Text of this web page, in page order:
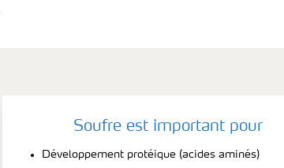
Soufre est important pour
Développement protéique (acides aminés)